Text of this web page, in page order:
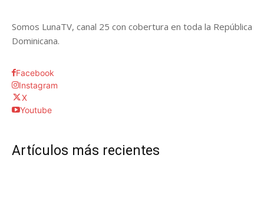
Somos LunaTV, canal 25 con cobertura en toda la República
Dominicana.
Facebook
Instagram
X
Youtube
Artículos más recientes